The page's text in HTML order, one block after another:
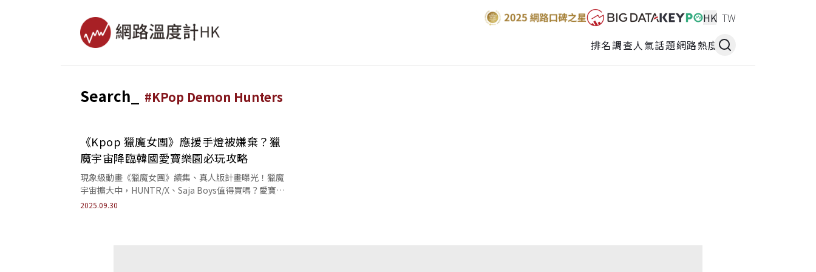
HK TW
排名調查人氣話題網路熱度
Search_ #KPop Demon Hunters
《Kpop 獵魔女團》應援手燈被嫌棄？獵
魔宇宙降臨韓國愛寶樂園必玩攻略
現象級動畫《獵魔女團》續集、真人版計畫曝光！獵魔
宇宙擴大中，HUNTR/X、Saja Boys值得買嗎？愛寶樂
園獨家周邊及遊玩體驗一次看。
2025.09.30